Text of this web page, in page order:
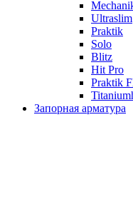
Ultraslim
Praktik
Solo
Blitz
Hit Pro
Praktik
Запорная арматура